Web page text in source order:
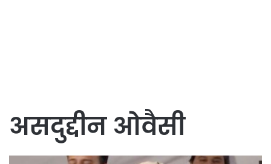
असदुद्दीन ओवैसी